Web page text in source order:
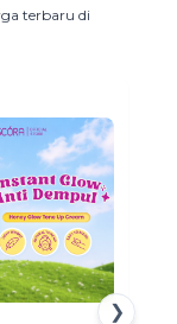
terbaru di
❯